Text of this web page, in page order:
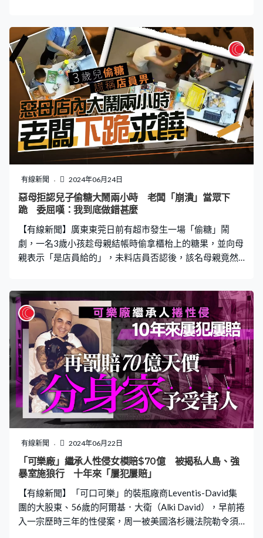
一萬零幾百，直到06分就順利登入，登入後發現下午四時
後的場次都售罄。其實真的有很多人想做運動，但迫於無
奈要光顧這些炒賣場地的人。」投訴人黃先生曾試過打
1823熱線投訴，但得到的就是類似「幫緊你幫緊你」的回
覆。他認為，政府應加強管制這些非法炒賣行為，否則對
其他市民不公平。 另一位網球教練亦透露，難以預訂維園
網球場，只好付費給炒場黨，「維多利亞公園網球場，下
午每小時常規收費是34元，如果我們未能預訂場地，就需
要每小時支付150元（給炒場黨），當中包括34元的場地
費用，與康文署的收費相差一百多元。」 為了打擊「炒
場」，康文署去年推出全新的預訂場地程式SmartPLAY，
取代原有的康體通。新的程式加入了實名登記，以及用抽
籤方式分配部分康體設施。不過就算用了實名登記，都不
訂未
有線新聞 2024年06月24日
惡母拒認兒子偷糖大鬧兩小時 老闆「崩潰」當眾下
跪 委屈嘆：我到底做錯甚麼
【有線新聞】廣東東莞日前有超市發生一場「偷糖」鬧
劇，一名3歲小孩趁母親結帳時偷拿櫃枱上的糖果，並向母
親表示「是店員給的」，未料店員否認後，該名母親竟然
小孩講大話，引起網民熱議。 店員強調「沒有給」 惡母
罵：甚麼意思 內地傳媒報道，事發於本月18日晚間9點
多。涉事母親帶同3歲兒子到超市採購，在排隊結帳之際，
男童趁店員不注意伸手拿了櫃檯上的糖果，並向母親表示
「是店員給的」。輪到他們結帳時，店員發現男孩手上糖
果，表示該商品尚未掃碼計價。男童母親立即反駁「孩子
說糖果是你給的」，但店員強調自己「沒有給」對方聲言
「我也沒有要啊！」後情緒失控，即使店員不斷強調「我
沒有給」，該名母親卻不斷怒罵：「我兒子說是你給他
的，那你現在是甚麼意思！」。 老闆聞訊後過來解圍，直
言糖果只值一毛錢（人民幣），直言沒必要為此爭執，可
以將糖果送給小朋友。未料對方不肯罷休，緊抓店員衣領
怒罵其說謊，繼續在店內大肆謾罵。由於鬧劇嚴重影響店
開。 糖果只值一毛錢 網民：無妄之災 該老闆
有線新聞 2024年06月22日
「可樂廠」繼承人性侵女模賠$70億 被揭私人島、強
暴室施狼行 十年來「屢犯屢賠」
【有線新聞】「可口可樂」的裝瓶廠商Leventis-David集
團的大股東、56歲的阿爾基．大衛（Alki David），早前捲
入一宗歷時三年的性侵案，周一被美國洛杉磯法院勒令須